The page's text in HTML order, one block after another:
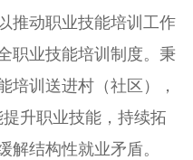
动职业技能培训工作
职业技能培训制度。秉
培训送进村（社区），
升职业技能，持续拓
解结构性就业矛盾。